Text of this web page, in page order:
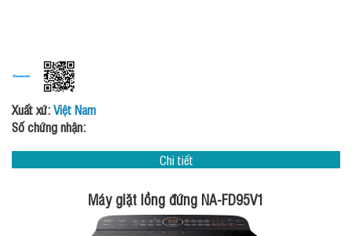
Xuất xứ:Việt Nam
Số chứng nhận:
Chi tiết
Máy giặt lồng đứng NA-FD95V1